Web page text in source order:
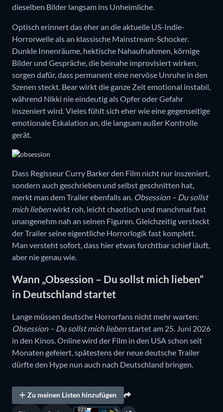
dieselben Bilder langsam ins Unheimliche.
Optisch erinnert das eher an die aktuelle US-Indie-
Horrorwelle als an klassische Mainstream-Schocker.
Dunkle Innenräume, hektische Nahaufnahmen, körnige
Bilder und Gespräche, die beinahe improvisiert wirken,
sorgen dafür, dass permanent eine nervöse Unruhe in den
Szenen steckt. Bear wirkt die ganze Zeit emotional instabil,
während Nikki nie eindeutig als Opfer oder Gefahr
inszeniert wird. Vieles fühlt sich eher wie eine gegenseitige
emotionale Eskalation an, die langsam außer Kontrolle
gerät.
Dass Regisseur Curry Barker den Film nicht nur inszeniert,
sondern auch geschrieben und selbst geschnitten hat,
merkt man dem Trailer ebenfalls an. Obsession – Du sollst
mich liebenwirkt roh, leicht chaotisch und manchmal fast
unangenehm nah an seinen Figuren. Gleichzeitig versteckt
der Trailer seine eigentliche Horrorlogik fast komplett.
Man versteht sofort, dass hier etwas furchtbar schief läuft,
aber nie genau wie.
Wann „Obsession – Du sollst mich lieben“
in Deutschland startet
Lange müssen deutsche Horrorfans nicht mehr warten:
Obsession – Du sollst mich liebenstartet am 25. Juni 2026
in den Kinos. Online wird der Film in den USA schon seit
Monaten gefeiert, spätestens der neue deutsche Trailer
dürfte den Hype nun auch nach Deutschland bringen.
Zu meinen Listen hinzufügen
221